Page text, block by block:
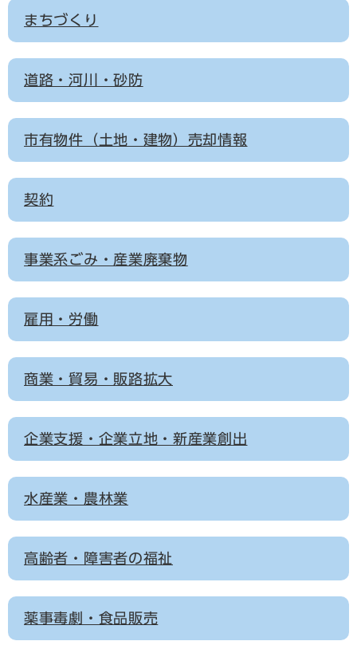
まちづくり
道路・河川・砂防
市有物件（土地・建物）売却情報
契約
事業系ごみ・産業廃棄物
雇用・労働
商業・貿易・販路拡大
企業支援・企業立地・新産業創出
水産業・農林業
高齢者・障害者の福祉
薬事毒劇・食品販売